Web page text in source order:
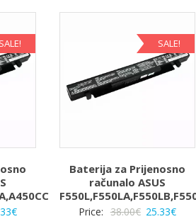
SALE!
€Trenutna
SALE!
Baterija za Prijenosno
računalo ASUS
Price: 38.00€ Izvorna
25.33€